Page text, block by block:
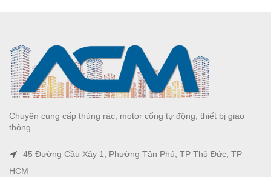
Chuyên cung cấp thùng rác, motor cổng tự động, thiết bị giao
thông
45 Đường Cầu Xây 1, Phường Tân Phú, TP Thủ Đức, TP
HCM